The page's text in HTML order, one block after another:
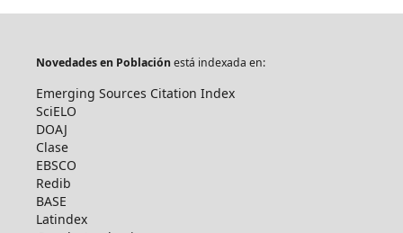
Novedades en Poblaciónestá indexada en:
Emerging Sources Citation Index
SciELO
DOAJ
Clase
EBSCO
Redib
BASE
Latindex